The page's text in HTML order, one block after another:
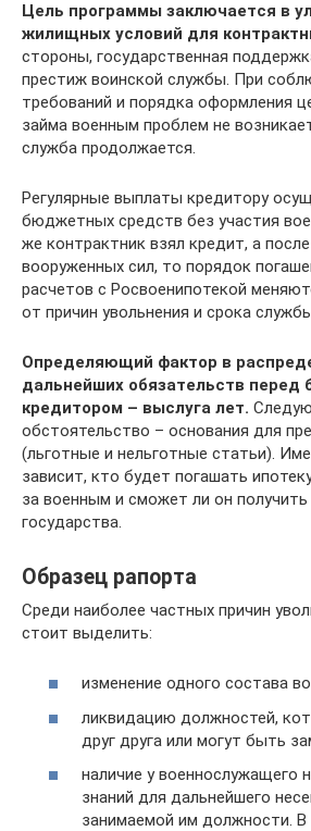
Цель программы заключается в
жилищных условий для
стороны, государственная
престиж воинской службы. При
требований и порядка оформления
займа военным проблем не
служба продолжается.
Регулярные выплаты кредитору
бюджетных средств без участия
же контрактник взял кредит, а
вооруженных сил, то порядок
расчетов с Росвоенипотекой
от причин увольнения и срока
Определяющий фактор в
дальнейших обязательств перед
кредитором – выслуга лет.
обстоятельство – основания для
(льготные и нельготные статьи).
зависит, кто будет погашать
за военным и сможет ли он
государства.
Образец рапорта
Среди наиболее частных причин
стоит выделить:
изменение одного состава
ликвидацию должностей,
друг друга или могут быть
наличие у военнослужащего
знаний для дальнейшего
занимаемой им должности. В